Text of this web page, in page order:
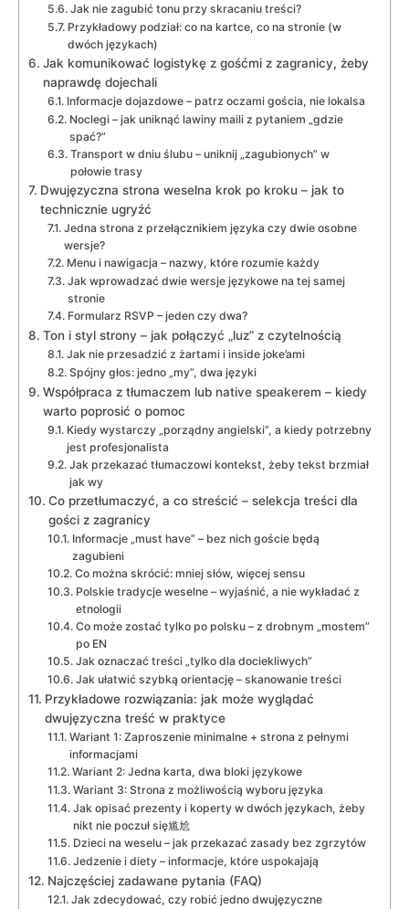
Jak nie zagubić tonu przy skracaniu treści?
Przykładowy podział: co na kartce, co na stronie (w
dwóch językach)
Jak komunikować logistykę z gośćmi z zagranicy, żeby
naprawdę dojechali
Informacje dojazdowe – patrz oczami gościa, nie lokalsa
Noclegi – jak uniknąć lawiny maili z pytaniem „gdzie
spać?”
Transport w dniu ślubu – uniknij „zagubionych” w
połowie trasy
Dwujęzyczna strona weselna krok po kroku – jak to
technicznie ugryźć
Jedna strona z przełącznikiem języka czy dwie osobne
wersje?
Menu i nawigacja – nazwy, które rozumie każdy
Jak wprowadzać dwie wersje językowe na tej samej
stronie
Formularz RSVP – jeden czy dwa?
Ton i styl strony – jak połączyć „luz” z czytelnością
Jak nie przesadzić z żartami i inside joke’ami
Spójny głos: jedno „my”, dwa języki
Współpraca z tłumaczem lub native speakerem – kiedy
warto poprosić o pomoc
Kiedy wystarczy „porządny angielski”, a kiedy potrzebny
jest profesjonalista
Jak przekazać tłumaczowi kontekst, żeby tekst brzmiał
jak wy
Co przetłumaczyć, a co streścić – selekcja treści dla
gości z zagranicy
Informacje „must have” – bez nich goście będą
zagubieni
Co można skrócić: mniej słów, więcej sensu
Polskie tradycje weselne – wyjaśnić, a nie wykładać z
etnologii
Co może zostać tylko po polsku – z drobnym „mostem”
po EN
Jak oznaczać treści „tylko dla dociekliwych”
Jak ułatwić szybką orientację – skanowanie treści
Przykładowe rozwiązania: jak może wyglądać
dwujęzyczna treść w praktyce
Wariant 1: Zaproszenie minimalne + strona z pełnymi
informacjami
Wariant 2: Jedna karta, dwa bloki językowe
Wariant 3: Strona z możliwością wyboru języka
Jak opisać prezenty i koperty w dwóch językach, żeby
nikt nie poczuł się尴尬
Dzieci na weselu – jak przekazać zasady bez zgrzytów
Jedzenie i diety – informacje, które uspokajają
Najczęściej zadawane pytania (FAQ)
Jak zdecydować, czy robić jedno dwujęzyczne